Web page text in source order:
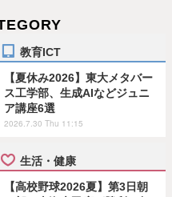
教育ICT
【夏休み2026】東大メタバー
ス工学部、生成AIなどジュニ
ア講座6選
2026.7.30 Thu 11:15
生活・健康
【高校野球2026夏】第3日朝